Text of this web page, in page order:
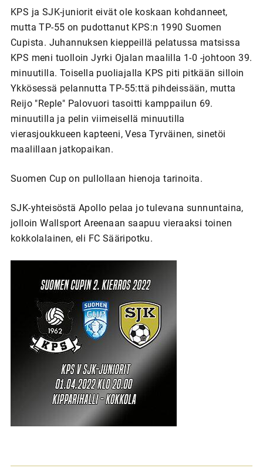
KPS ja SJK-juniorit eivät ole koskaan kohdanneet,
mutta TP-55 on pudottanut KPS:n 1990 Suomen
Cupista. Juhannuksen kieppeillä pelatussa matsissa
KPS meni tuolloin Jyrki Ojalan maalilla 1-0 -johtoon 39.
minuutilla. Toisella puoliajalla KPS piti pitkään silloin
Ykkösessä pelannutta TP-55:ttä pihdeissään, mutta
Reijo "Reple" Palovuori tasoitti kamppailun 69.
minuutilla ja pelin viimeisellä minuutilla
vierasjoukkueen kapteeni, Vesa Tyrväinen, sinetöi
maalillaan jatkopaikan.
Suomen Cup on pullollaan hienoja tarinoita.
SJK-yhteisöstä Apollo pelaa jo tulevana sunnuntaina,
jolloin Wallsport Areenaan saapuu vieraaksi toinen
kokkolalainen, eli FC Sääripotku.